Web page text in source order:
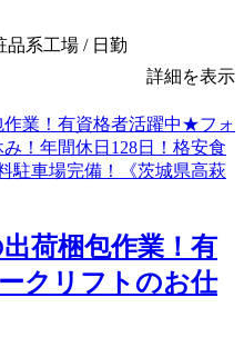
品系工場 / 日勤
詳細を表示
荷梱包作業！有
クリフトのお仕